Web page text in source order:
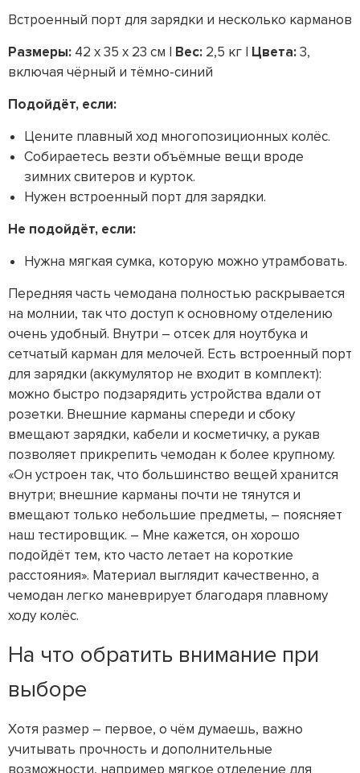
Встроенный порт для зарядки и несколько карманов
Размеры: 42 x 35 x 23 см | Вес: 2,5 кг | Цвета:3,
включая чёрный и тёмно-синий
Подойдёт, если:
Цените плавный ход многопозиционных колёс.
Собираетесь везти объёмные вещи вроде
зимних свитеров и курток.
Нужен встроенный порт для зарядки.
Не подойдёт, если:
Нужна мягкая сумка, которую можно утрамбовать.
Передняя часть чемодана полностью раскрывается
на молнии, так что доступ к основному отделению
очень удобный. Внутри – отсек для ноутбука и
сетчатый карман для мелочей. Есть встроенный порт
для зарядки (аккумулятор не входит в комплект):
можно быстро подзарядить устройства вдали от
розетки. Внешние карманы спереди и сбоку
вмещают зарядки, кабели и косметичку, а рукав
позволяет прикрепить чемодан к более крупному.
«Он устроен так, что большинство вещей хранится
внутри; внешние карманы почти не тянутся и
вмещают только небольшие предметы, – поясняет
наш тестировщик. – Мне кажется, он хорошо
подойдёт тем, кто часто летает на короткие
расстояния». Материал выглядит качественно, а
чемодан легко маневрирует благодаря плавному
ходу колёс.
На что обратить внимание при
выборе
Хотя размер – первое, о чём думаешь, важно
учитывать прочность и дополнительные
возможности, например мягкое отделение для